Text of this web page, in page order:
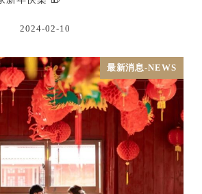
2024-02-10
最新消息-NEWS